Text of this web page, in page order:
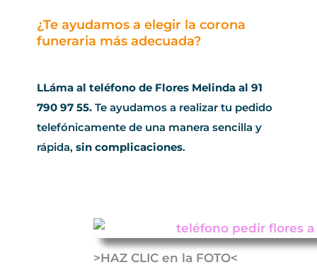
¿Te ayudamos a elegir la corona
funeraria más adecuada?
LLáma al teléfono de Flores Melinda al 91
790 97 55. Te ayudamos a realizar tu pedido
telefónicamente de una manera sencilla y
rápida,sin complicaciones.
>HAZ CLIC en la FOTO<